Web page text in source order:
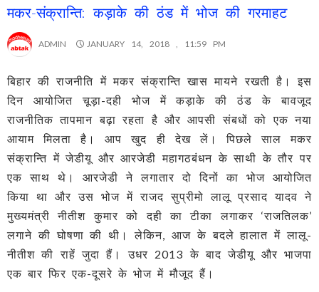
मकर-संक्रान्ति: कड़ाके की ठंड में भोज की गरमाहट
ADMIN JANUARY 14, 2018 , 11:59 PM
बिहार की राजनीति में मकर संक्रान्ति खास मायने रखती है। इस
दिन आयोजित चूड़ा-दही भोज में कड़ाके की ठंड के बावजूद
राजनीतिक तापमान बढ़ा रहता है और आपसी संबधों को एक नया
आयाम मिलता है। आप खुद ही देख लें। पिछले साल मकर
संक्रान्ति में जेडीयू और आरजेडी महागठबंधन के साथी के तौर पर
एक साथ थे। आरजेडी ने लगातार दो दिनों का भोज आयोजित
किया था और उस भोज में राजद सुप्रीमो लालू प्रसाद यादव ने
मुख्‍यमंत्री नीतीश कुमार को दही का टीका लगाकर ‘राजतिलक’
लगाने की घोषणा की थी। लेकिन, आज के बदले हालात में लालू-
नीतीश की राहें जुदा हैं। उधर 2013 के बाद जेडीयू और भाजपा
एक बार फिर एक-दूसरे के भोज में मौजूद हैं।